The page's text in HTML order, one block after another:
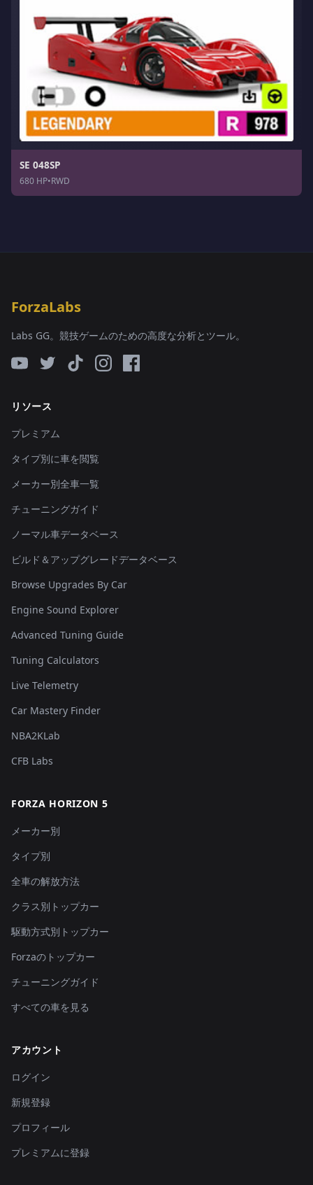
SE 048SP
680 HP•RWD
ForzaLabs
Labs GG。競技ゲームのための高度な分析とツール。
リソース
プレミアム
タイプ別に車を閲覧
メーカー別全車一覧
チューニングガイド
ノーマル車データベース
ビルド＆アップグレードデータベース
Browse Upgrades By Car
Engine Sound Explorer
Advanced Tuning Guide
Tuning Calculators
Live Telemetry
Car Mastery Finder
NBA2KLab
CFB Labs
FORZA HORIZON 5
メーカー別
タイプ別
全車の解放方法
クラス別トップカー
駆動方式別トップカー
Forzaのトップカー
チューニングガイド
すべての車を見る
アカウント
ログイン
新規登録
プロフィール
プレミアムに登録